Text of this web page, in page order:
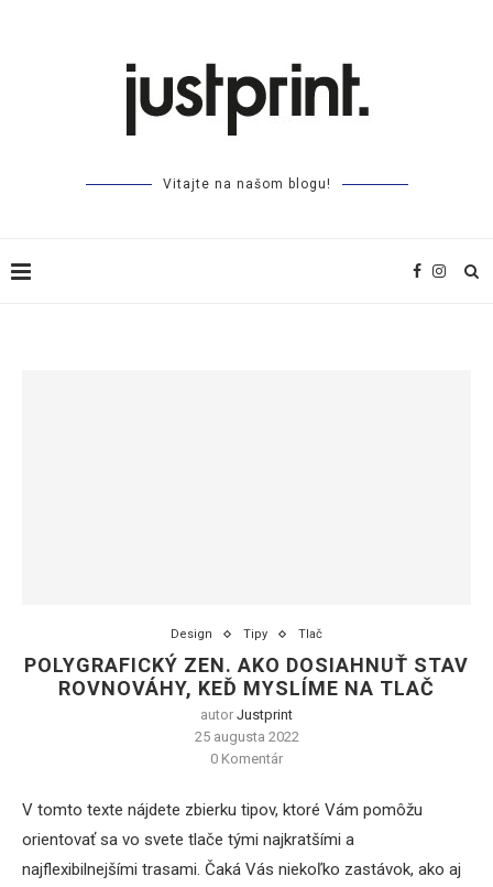
Vitajte na našom blogu!
Design Tipy Tlač
POLYGRAFICKÝ ZEN. AKO DOSIAHNUŤ STAV
ROVNOVÁHY, KEĎ MYSLÍME NA TLAČ
autor Justprint
25 augusta 2022
0 Komentár
V tomto texte nájdete zbierku tipov, ktoré Vám pomôžu
orientovať sa vo svete tlače tými najkratšími a
najflexibilnejšími trasami. Čaká Vás niekoľko zastávok, ako aj